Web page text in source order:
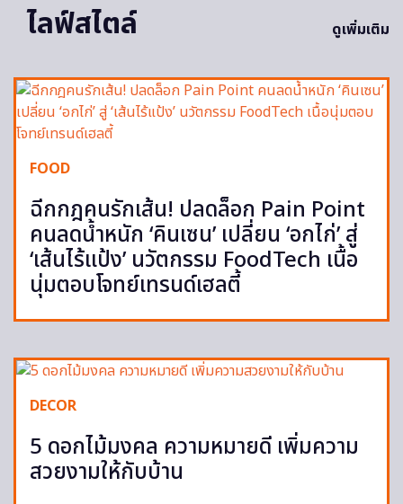
ไลฟ์สไตล์
ดูเพิ่มเติม
FOOD
ฉีกกฎคนรักเส้น! ปลดล็อก Pain Point
คนลดน้ำหนัก ‘คินเซน’ เปลี่ยน ‘อกไก่’ สู่
‘เส้นไร้แป้ง’ นวัตกรรม FoodTech เนื้อ
นุ่มตอบโจทย์เทรนด์เฮลตี้
DECOR
5 ดอกไม้มงคล ความหมายดี เพิ่มความ
สวยงามให้กับบ้าน